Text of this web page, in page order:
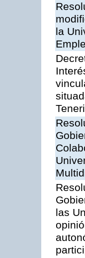
la
las